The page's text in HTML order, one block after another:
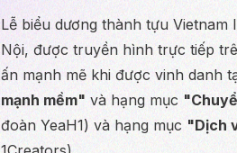
Lễ biểu dương thành tựu
Nội, được truyền hình trực tiếp
ấn mạnh mẽ khi được vinh danh
mạnh mềm" và hạng mục
đoàn YeaH1) và hạng mục "Dịch